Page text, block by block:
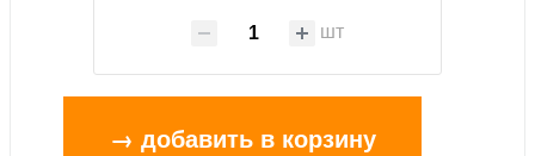
шт
→ добавить в корзину